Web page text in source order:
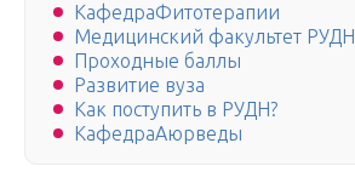
КафедраФитотерапии
Медицинский факультет РУДН
Проходные баллы
Развитие вуза
Как поступить в РУДН?
КафедраАюрведы